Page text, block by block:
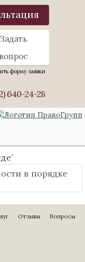
Задать
вопрос
форму заявки
640-24-28
в порядке
Отзывы
Вопросы